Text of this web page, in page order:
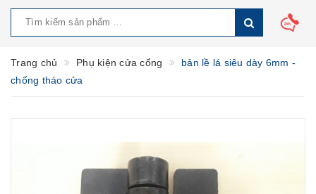
Trang chủ Phụ kiện cửa cổng
bản lề lá siêu dày 6mm -
chống tháo cửa